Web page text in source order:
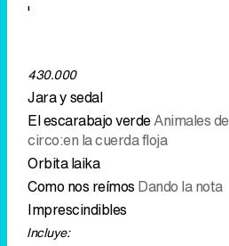
'
430.000
Jara y sedal
El escarabajo verdeAnimales de
circo:en la cuerda floja
Orbita laika
Como nos reímos Dando la nota
Imprescindibles
Incluye: